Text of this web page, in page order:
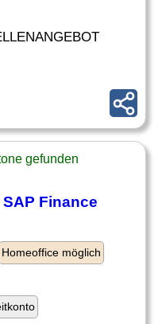
gefunden
Finance
Homeoffice möglich